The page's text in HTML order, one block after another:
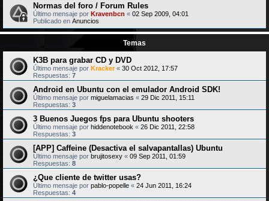
Normas del foro / Forum Rules
Último mensaje por Kravenbcn « 02 Sep 2009, 04:01
Publicado en Anuncios
Temas
K3B para grabar CD y DVD
Último mensaje por Kracker« 30 Oct 2012, 17:57
Respuestas: 7
Android en Ubuntu con el emulador Android SDK!
Último mensaje por miguelamacias « 29 Dic 2011, 15:11
Respuestas: 3
3 Buenos Juegos fps para Ubuntu shooters
Último mensaje por hiddenotebook « 26 Dic 2011, 22:58
Respuestas: 3
[APP] Caffeine (Desactiva el salvapantallas) Ubuntu
Último mensaje por brujitosexy « 09 Sep 2011, 01:59
Respuestas: 8
¿Que cliente de twitter usas?
Último mensaje por pablo-popelle « 24 Jun 2011, 16:24
Respuestas: 4